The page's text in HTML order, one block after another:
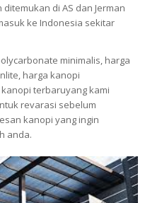
di AS dan Jerman
ke Indonesia sekitar
minimalis, harga
harga kanopi
terbaruyang kami
revarasi sebelum
kanopi yang ingin
anda.